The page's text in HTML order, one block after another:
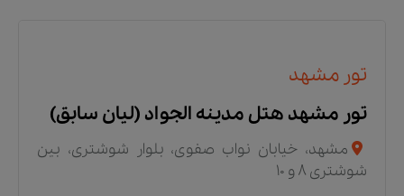
تور مشهد
تور مشهد هتل مدینه الجواد (لیان سابق)
مشهد، خیابان نواب صفوی، بلوار شوشتری، بین
شوشتری 8 و 10